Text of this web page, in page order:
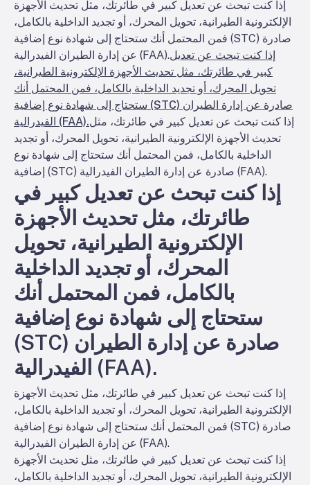
إذا كنت تبحث عن تعديل كبير في طائرتك، مثل تحديث الأجهزة
الإلكترونية الطيرانية، تحويل المحرك، أو تجديد الداخلية بالكامل،
فمن المحتمل أنك ستحتاج إلى شهادة نوع إضافية (STC) صادرة
عن إدارة الطيران الفيدرالية (FAA).إذا كنت تبحث عن تعديل
كبير في طائرتك، مثل تحديث الأجهزة الإلكترونية الطيرانية،
تحويل المحرك، أو تجديد الداخلية بالكامل، فمن المحتمل أنك
ستحتاج إلى شهادة نوع إضافية (STC) صادرة عن إدارة الطيران
الفيدرالية (FAA).إذا كنت تبحث عن تعديل كبير في طائرتك، مثل
تحديث الأجهزة الإلكترونية الطيرانية، تحويل المحرك، أو تجديد
الداخلية بالكامل، فمن المحتمل أنك ستحتاج إلى شهادة نوع
إضافية (STC) صادرة عن إدارة الطيران الفيدرالية (FAA).
إذا كنت تبحث عن تعديل كبير في
طائرتك، مثل تحديث الأجهزة
الإلكترونية الطيرانية، تحويل
المحرك، أو تجديد الداخلية
بالكامل، فمن المحتمل أنك
ستحتاج إلى شهادة نوع إضافية
(STC) صادرة عن إدارة الطيران
الفيدرالية (FAA).
إذا كنت تبحث عن تعديل كبير في طائرتك، مثل تحديث الأجهزة
الإلكترونية الطيرانية، تحويل المحرك، أو تجديد الداخلية بالكامل،
فمن المحتمل أنك ستحتاج إلى شهادة نوع إضافية (STC) صادرة
عن إدارة الطيران الفيدرالية (FAA).
إذا كنت تبحث عن تعديل كبير في طائرتك، مثل تحديث الأجهزة
الإلكترونية الطيرانية، تحويل المحرك، أو تجديد الداخلية بالكامل،